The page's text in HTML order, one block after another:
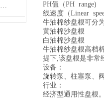
水泵高水基盘根，超耐磨高水基盘根
PH值（PH
线速度（Linear
牛油棉纱盘根可分
黄油棉沙盘根
白油棉沙盘根
牛油棉纱盘根高档
提下,该盘根是非常
设备：
旋转泵、柱塞泵、
行业：
经济型通用性盘根